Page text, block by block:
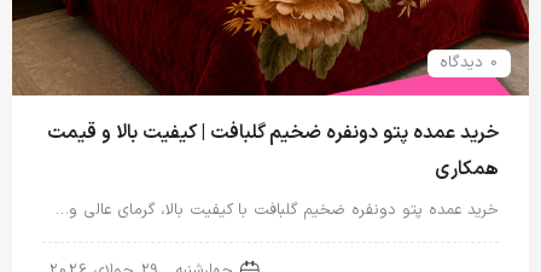
0 دیدگاه
خرید عمده پتو دونفره ضخیم گلبافت | کیفیت بالا و قیمت
همکاری
خرید عمده پتو دونفره ضخیم گلبافت با کیفیت بالا، گرمای عالی و…